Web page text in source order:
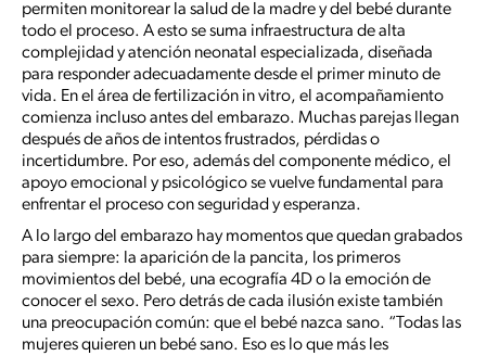
permiten monitorear la salud de la madre y del bebé durante
todo el proceso. A esto se suma infraestructura de alta
complejidad y atención neonatal especializada, diseñada
para responder adecuadamente desde el primer minuto de
vida. En el área de fertilización in vitro, el acompañamiento
comienza incluso antes del embarazo. Muchas parejas llegan
después de años de intentos frustrados, pérdidas o
incertidumbre. Por eso, además del componente médico, el
apoyo emocional y psicológico se vuelve fundamental para
enfrentar el proceso con seguridad y esperanza.
A lo largo del embarazo hay momentos que quedan grabados
para siempre: la aparición de la pancita, los primeros
movimientos del bebé, una ecografía 4D o la emoción de
conocer el sexo. Pero detrás de cada ilusión existe también
una preocupación común: que el bebé nazca sano. “Todas las
mujeres quieren un bebé sano. Eso es lo que más les